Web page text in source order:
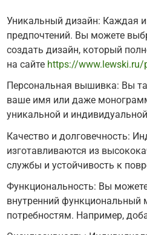
Уникальный дизайн: Каждая
предпочтений. Вы можете
создать дизайн, который
на сайте https://www.lewski.ru/
Персональная вышивка: Вы
ваше имя или даже
уникальной и
Качество и долговечность:
изготавливаются из
службы и устойчивость к
Функциональность: Вы
внутренний функциональный
потребностям. Например,